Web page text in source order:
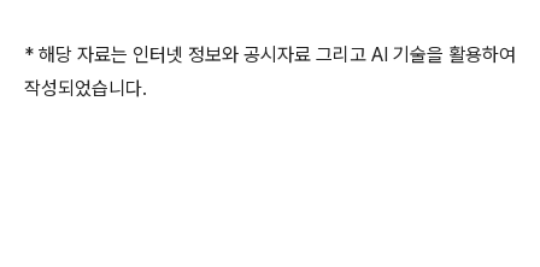
* 해당 자료는 인터넷 정보와 공시자료 그리고 AI 기술을 활용하여
작성되었습니다.